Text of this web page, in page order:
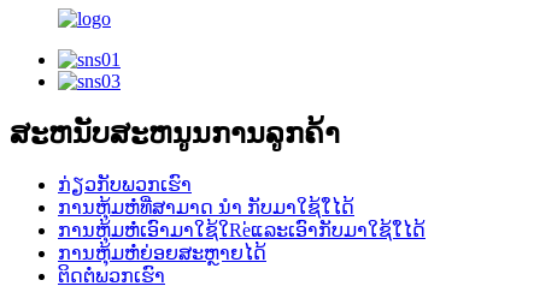
ສະຫນັບສະຫນູນການລູກຄ້າ
ກ່ຽວ​ກັບ​ພວກ​ເຮົາ
ການຫຸ້ມຫໍ່ທີ່ສາມາດ ນຳ ກັບມາໃຊ້ໃ່ໄດ້
ການຫຸ້ມຫໍ່ເອົາມາໃຊ້ໃRe່ແລະເອົາກັບມາໃຊ້ໃ່ໄດ້
ການຫຸ້ມຫໍ່ຍ່ອຍສະຫຼາຍໄດ້
ຕິດ​ຕໍ່​ພວກ​ເຮົາ